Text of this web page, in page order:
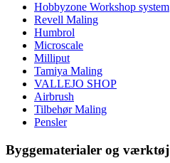
Hobbyzone Workshop system
Revell Maling
Humbrol
Microscale
Milliput
Tamiya Maling
VALLEJO SHOP
Airbrush
Tilbehør Maling
Pensler
Byggematerialer og værktøj